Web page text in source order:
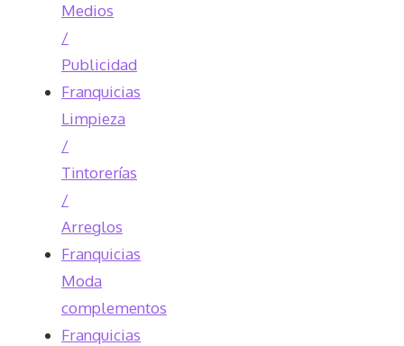
Medios
/
Publicidad
Franquicias
Limpieza
/
Tintorerías
/
Arreglos
Franquicias
Moda
complementos
Franquicias